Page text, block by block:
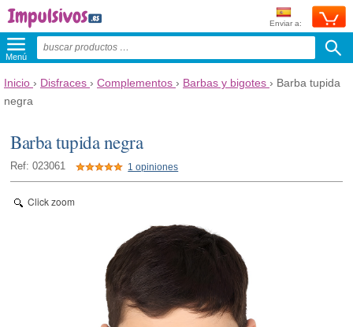
Enviar a:
Menú
Inicio › Disfraces › Complementos › Barbas y bigotes › Barba tupida
negra
Barba tupida negra
Ref: 023061 1 opiniones
Click zoom